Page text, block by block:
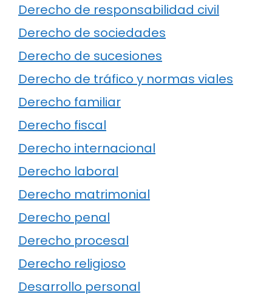
Derecho de responsabilidad civil
Derecho de sociedades
Derecho de sucesiones
Derecho de tráfico y normas viales
Derecho familiar
Derecho fiscal
Derecho internacional
Derecho laboral
Derecho matrimonial
Derecho penal
Derecho procesal
Derecho religioso
Desarrollo personal